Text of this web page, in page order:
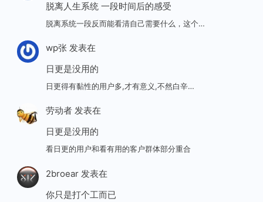
脱离人生系统 一段时间后的感受
脱离系统一段反而能看清自己需要什么，这个…
wp张发表在
日更是没用的
日更得有黏性的用户多,才有意义,不然白辛…
劳动者发表在
日更是没用的
看日更的用户和看有用的客户群体部分重合
2broear发表在
你只是打个工而已